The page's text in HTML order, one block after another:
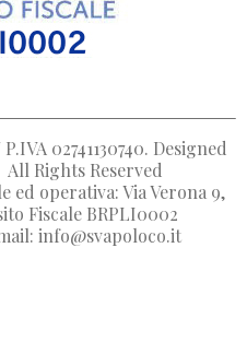
02741130740. Designed
All Rights Reserved
ed operativa: Via Verona 9,
Fiscale BRPLI0002
info@svapoloco.it